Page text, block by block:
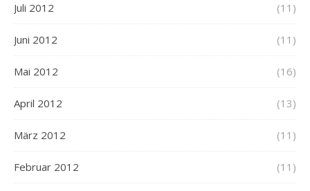
Juli 2012 (11)
Juni 2012 (11)
Mai 2012 (16)
April 2012 (13)
März 2012 (11)
Februar 2012 (11)